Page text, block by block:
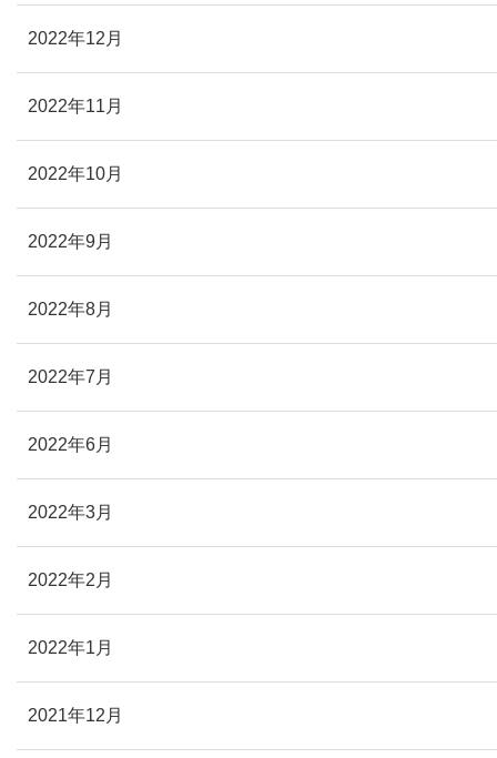
2022年12月
2022年11月
2022年10月
2022年9月
2022年8月
2022年7月
2022年6月
2022年3月
2022年2月
2022年1月
2021年12月